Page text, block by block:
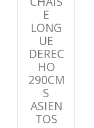
E
LONG
UE
DEREC
HO
290CM
S
ASIEN
TOS